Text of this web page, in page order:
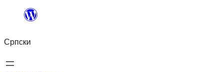
Скочи
садржај
Српски